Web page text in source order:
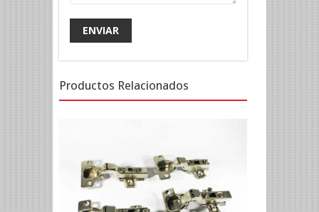
Productos Relacionados